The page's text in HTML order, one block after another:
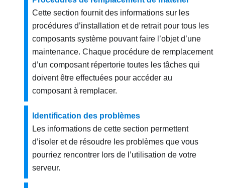
Cette section fournit des informations sur les
procédures d’installation et de retrait pour tous les
composants système pouvant faire l’objet d’une
maintenance. Chaque procédure de remplacement
d’un composant répertorie toutes les tâches qui
doivent être effectuées pour accéder au
composant à remplacer.
Identification des problèmes
Les informations de cette section permettent
d’isoler et de résoudre les problèmes que vous
pourriez rencontrer lors de l’utilisation de votre
serveur.